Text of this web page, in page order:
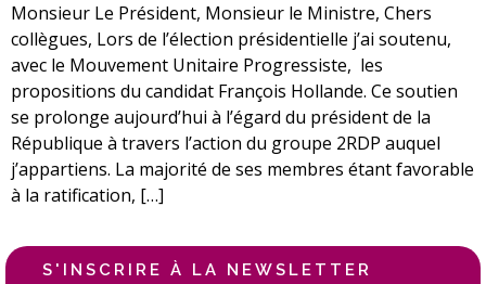
Monsieur Le Président, Monsieur le Ministre, Chers
collègues, Lors de l’élection présidentielle j’ai soutenu,
avec le Mouvement Unitaire Progressiste, les
propositions du candidat François Hollande. Ce soutien
se prolonge aujourd’hui à l’égard du président de la
République à travers l’action du groupe 2RDP auquel
j’appartiens. La majorité de ses membres étant favorable
à la ratification, […]
S'INSCRIRE À LA NEWSLETTER